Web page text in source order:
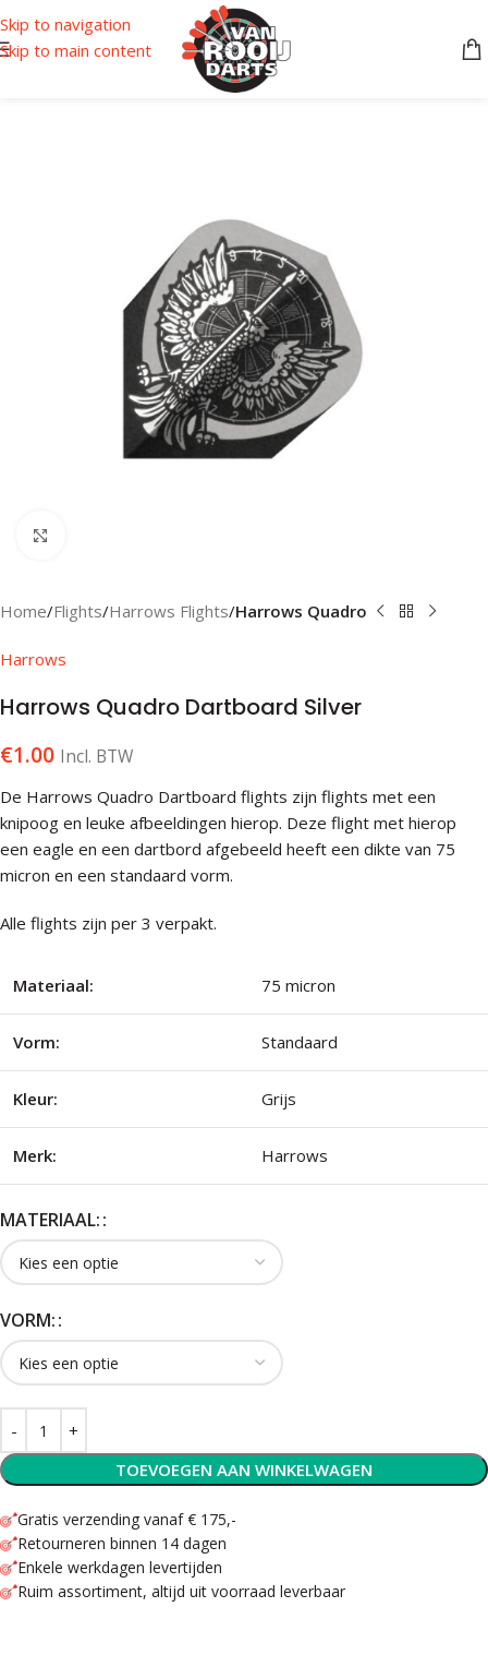
Skip to navigation
Skip to main content
Home Flights Harrows Flights Harrows Quadro
Harrows
Harrows Quadro Dartboard Silver
€1.00 Incl. BTW
De Harrows Quadro Dartboard flights zijn flights met een
knipoog en leuke afbeeldingen hierop. Deze flight met hierop
een eagle en een dartbord afgebeeld heeft een dikte van 75
micron en een standaard vorm.
Alle flights zijn per 3 verpakt.
Materiaal: 75 micron
Vorm: Standaard
Kleur: Grijs
Merk: Harrows
MATERIAAL:
VORM:
TOEVOEGEN AAN WINKELWAGEN
Gratis verzending vanaf € 175,-
Retourneren binnen 14 dagen
Enkele werkdagen levertijden
Ruim assortiment, altijd uit voorraad leverbaar